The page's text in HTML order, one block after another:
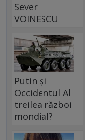
Sever
VOINESCU
Putin și
Occidentul Al
treilea război
mondial?